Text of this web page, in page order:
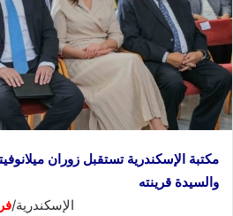
مكتبة الإسكندرية تستقبل زوران
والسيدة قرينته
الإسكندرية/